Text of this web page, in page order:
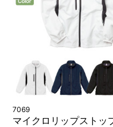
7069
マイクロリップストッ